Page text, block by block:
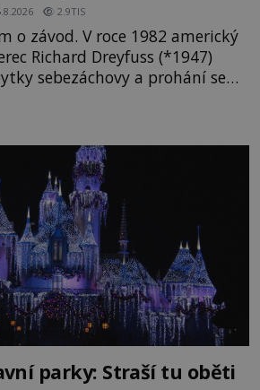
2.9TIS
o závod. V roce 1982 americký
Richard Dreyfuss (*1947)
sebezáchovy a prohání se
mercedesu jako utržený ze
katastrofou, když to Dreyfuss
kokain. Tímto
parky: Straší tu oběti